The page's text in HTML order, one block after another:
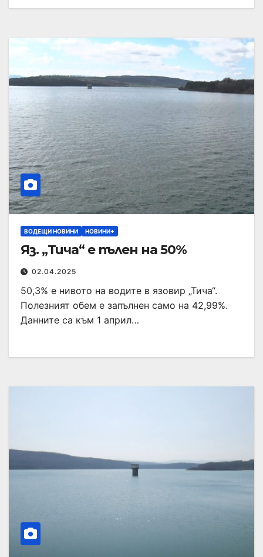
ВОДЕЩИ НОВИНИ НОВИНИ+
Яз. „Тича“ е пълен на 50%
02.04.2025
50,3% е нивото на водите в язовир „Тича“.
Полезният обем е запълнен само на 42,99%.
Данните са към 1 април…